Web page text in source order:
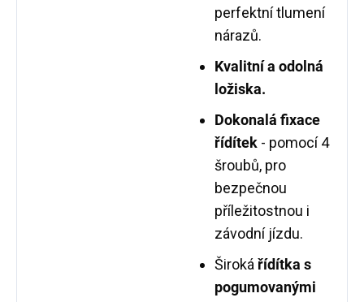
perfektní tlumení
nárazů.
Kvalitní a odolná
ložiska.
Dokonalá fixace
řídítek - pomocí 4
šroubů, pro
bezpečnou
příležitostnou i
závodní jízdu.
Širokářídítka s
pogumovanými